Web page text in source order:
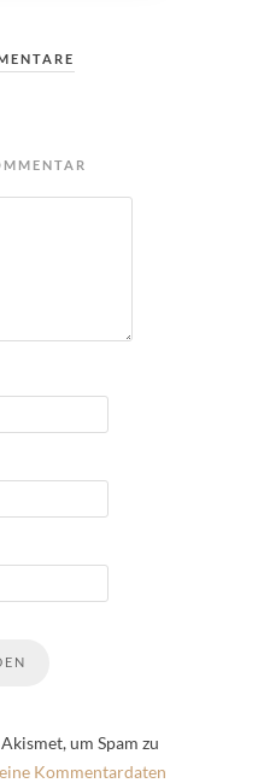
um Spam zu
Kommentardaten